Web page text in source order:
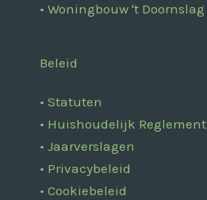
• Woningbouw 't Doornslag
Beleid
• Statuten
• Huishoudelijk Reglement
• Jaarverslagen
• Privacybeleid
• Cookiebeleid